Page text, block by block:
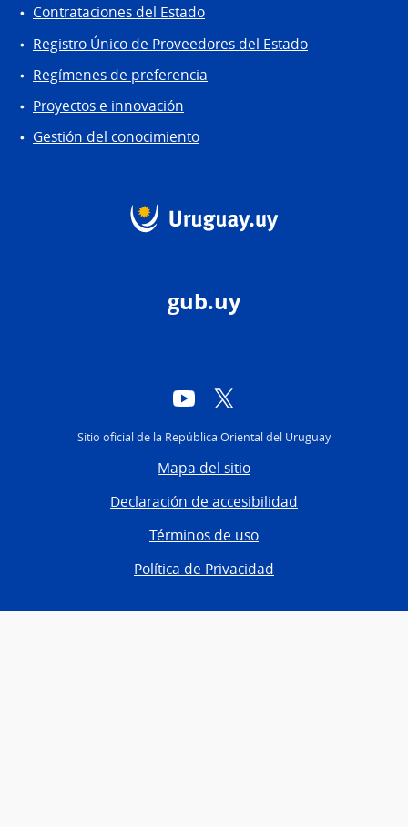
Contrataciones del Estado
Registro Único de Proveedores del Estado
Regímenes de preferencia
Proyectos e innovación
Gestión del conocimiento
gub.uy
YouTube
Sitio oficial de la República Oriental del Uruguay
Mapa del sitio
Declaración de accesibilidad
Términos de uso
Política de Privacidad